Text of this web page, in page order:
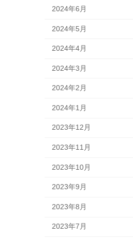
2024年6月
2024年5月
2024年4月
2024年3月
2024年2月
2024年1月
2023年12月
2023年11月
2023年10月
2023年9月
2023年8月
2023年7月